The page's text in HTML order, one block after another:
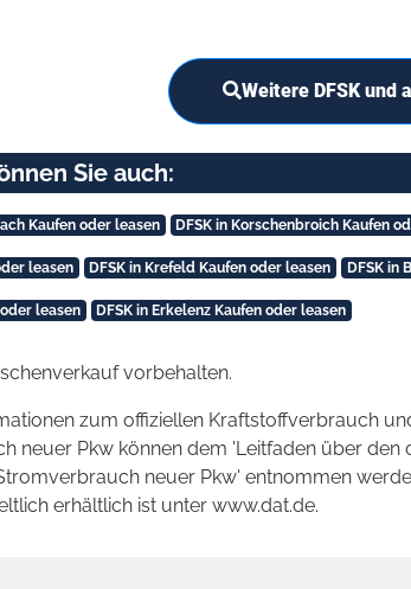
Weitere DFSK und
Sie auch:
Kaufen oder leasen DFSK in Korschenbroich Kaufen
leasen DFSK in Krefeld Kaufen oder leasen DFSK in
leasen DFSK in Erkelenz Kaufen oder leasen
vorbehalten.
zum offiziellen Kraftstoffverbrauch
neuer Pkw können dem 'Leitfaden über den
neuer Pkw' entnommen
erhältlich ist unter www.dat.de.